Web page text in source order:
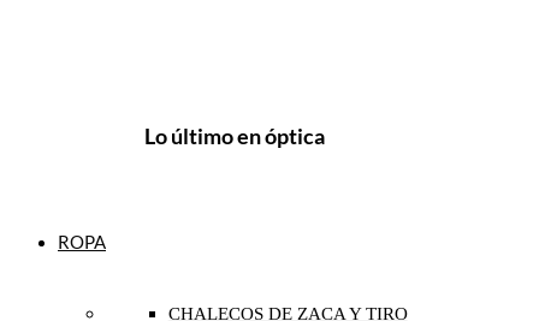
Lo último en óptica
ROPA
CHALECOS DE ZACA Y TIRO